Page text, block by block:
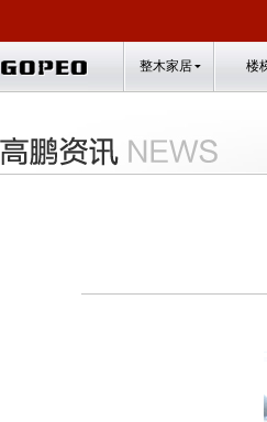
整木家居 楼